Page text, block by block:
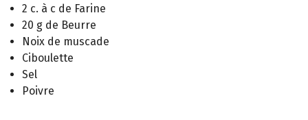
2 c. à c de Farine
20 g de Beurre
Noix de muscade
Ciboulette
Sel
Poivre